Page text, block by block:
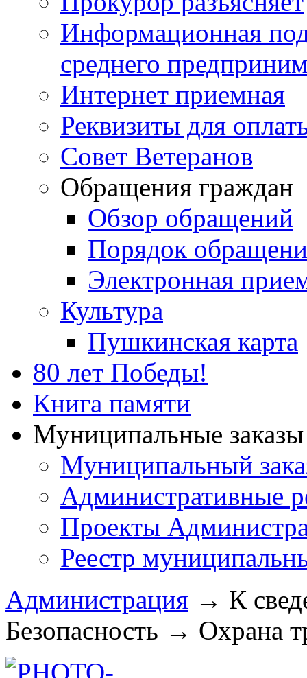
Информационная
среднего
Интернет приемная
Реквизиты для
Совет Ветеранов
Обращения граждан
Обзор обращений
Порядок
Электронная
Культура
Пушкинская карта
80 лет Победы!
Книга памяти
Муниципальные
Муниципальный
Административные
Проекты
Реестр
Администрация → К
Безопасность → Охрана